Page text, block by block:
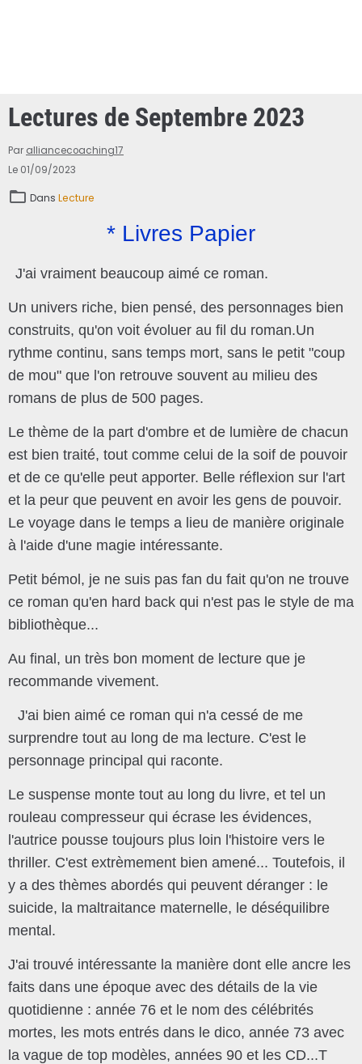
Lectures de Septembre 2023
Par alliancecoaching17
Le 01/09/2023
Dans Lecture
* Livres Papier
J'ai vraiment beaucoup aimé ce roman.
Un univers riche, bien pensé, des personnages bien
construits, qu'on voit évoluer au fil du roman.Un
rythme continu, sans temps mort, sans le petit "coup
de mou" que l'on retrouve souvent au milieu des
romans de plus de 500 pages.
Le thème de la part d'ombre et de lumière de chacun
est bien traité, tout comme celui de la soif de pouvoir
et de ce qu'elle peut apporter. Belle réflexion sur l'art
et la peur que peuvent en avoir les gens de pouvoir.
Le voyage dans le temps a lieu de manière originale
à l'aide d'une magie intéressante.
Petit bémol, je ne suis pas fan du fait qu'on ne trouve
ce roman qu'en hard back qui n'est pas le style de ma
bibliothèque...
Au final, un très bon moment de lecture que je
recommande vivement.
J'ai bien aimé ce roman qui n'a cessé de me
surprendre tout au long de ma lecture. C'est le
personnage principal qui raconte.
Le suspense monte tout au long du livre, et tel un
rouleau compresseur qui écrase les évidences,
l'autrice pousse toujours plus loin l'histoire vers le
thriller. C'est extrèmement bien amené... Toutefois, il
y a des thèmes abordés qui peuvent déranger : le
suicide, la maltraitance maternelle, le déséquilibre
mental.
J'ai trouvé intéressante la manière dont elle ancre les
faits dans une époque avec des détails de la vie
quotidienne : année 76 et le nom des célébrités
mortes, les mots entrés dans le dico, année 73 avec
la vague de top modèles, années 90 et les CD...T